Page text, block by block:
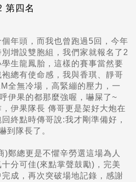
第四名
年頭，而我也曾跑過5回，今年
增設雙胞組，我們家就報名了2
生龍鳳胎，這樣的賽事當然要
總有使命感，我與香琪、靜哥
全無冷場，高緊繃的壓力，一
伊果的都那麼強喔，嚇屎了~
伊果隊長 傳哥更是架好大炮在
終點時傳哥說:我才剛準備好，
到隊長了。
)鄭總更是不懼辛勞選這場為人
分可佳(來點掌聲鼓勵)，完美
成，再次突破場地記錄，感謝